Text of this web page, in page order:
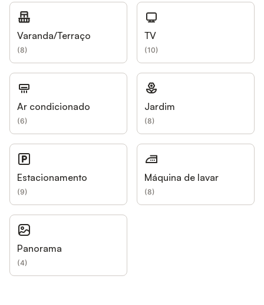
Varanda/Terraço
(8)
TV
(10)
Ar condicionado
(6)
Jardim
(8)
Estacionamento
(9)
Máquina de lavar
(8)
Panorama
(4)